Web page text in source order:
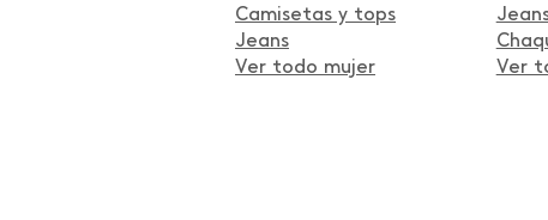
Camisetas y tops
Jeans
Ver todo mujer
Ver